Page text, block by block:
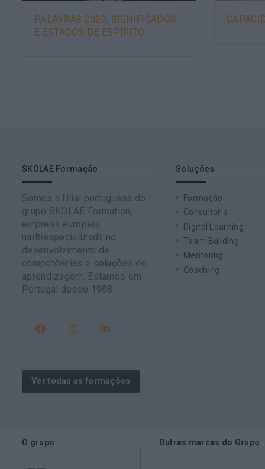
PALAVRAS 2020, SIGNIFICADOS
E ESTADOS DE ESPÍRITO
SKOLAE Formação
Somos a filial portuguesa do
grupo SKOLAE Formation,
empresa europeia
multiespecializada no
desenvolvimento de
competências e soluções de
aprendizagem. Estamos em
Portugal desde 1998.
Ver todas as formações
Soluções
Formação
Consultoria
Digital Learning
Team Building
Mentoring
Coaching
O grupo Outras marcas do Grupo